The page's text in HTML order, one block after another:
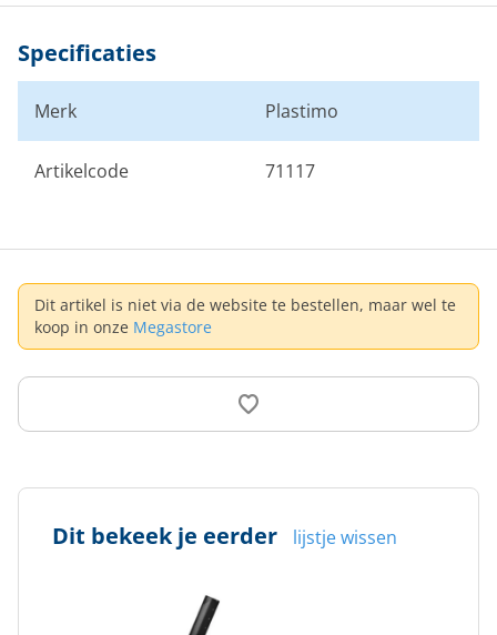
Specificaties
Merk Plastimo
Artikelcode 71117
Dit artikel is niet via de website te bestellen, maar wel te
koop in onze Megastore
Dit bekeek je eerder lijstje wissen